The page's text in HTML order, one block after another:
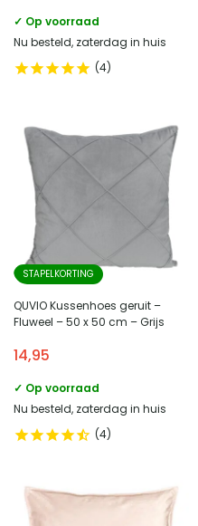
✓ Op voorraad
Nu besteld, zaterdag in huis
4
STAPELKORTING
QUVIO Kussenhoes geruit –
Fluweel – 50 x 50 cm – Grijs
14,95
✓ Op voorraad
Nu besteld, zaterdag in huis
4